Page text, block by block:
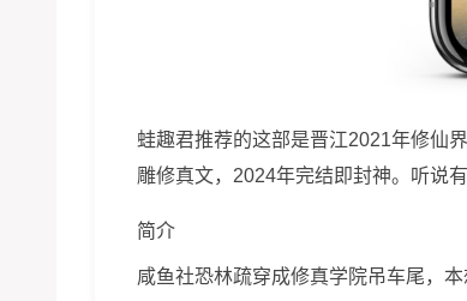
蛙趣君推荐的这部是晋江2021年修仙
雕修真文，2024年完结即封神。听说
简介
咸鱼社恐林疏穿成修真学院吊车尾，